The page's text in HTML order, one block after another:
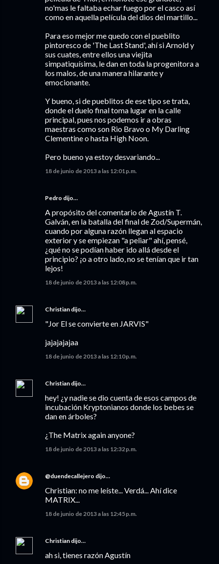
no'mas le faltaba echar fuego por el casco así
como en aquella película del dios del martillo...
Para eso mejor me quedo con el pueblito
pintoresco de 'The Last Stand', ahí si Arnold y
sus cuates, entre ellos una viejita
simpatiquísima, le dan en toda la progenitora a
los malos, de una manera hilarante y
emocionante.
Y bueno, si de pueblitos de ese tipo se trata,
donde el duelo final toma lugar en la calle
principal, pues nos podemos ir a obras
maestras como son Rio Bravo o My Darling
Clementine o hasta High Noon.
Pero bueno ya estoy desvariando...
18 de junio de 2013 a las 12:01 p.m.
Pedro dijo…
A propósito del comentario de Agustín T.
Galván, en la batalla del final de Zod/Supermán,
cuando por alguna razón llegan al espacio
exterior y se empiezan "a peliar" ahí, pensé,
¿qué no se podían haber ido allá desde el
principio? ¡o a otro lado, no se tenían que ir tan
lejos!
18 de junio de 2013 a las 12:08 p.m.
Christian dijo…
"Jor El se convierte en JARVIS"
jajajajajaa
18 de junio de 2013 a las 12:10 p.m.
Christian dijo…
hey! ¿y nadie se dio cuenta de esos campos de
incubación Kryptonianos donde los bebes se
dan en árboles?
¿The Matrix again anyone?
18 de junio de 2013 a las 12:32 p.m.
@duendecallejero dijo…
Christian: no me leíste... Verdá... Ahí dice
MATRIX...
18 de junio de 2013 a las 12:45 p.m.
Christian dijo…
ah si, tienes razón Agustín